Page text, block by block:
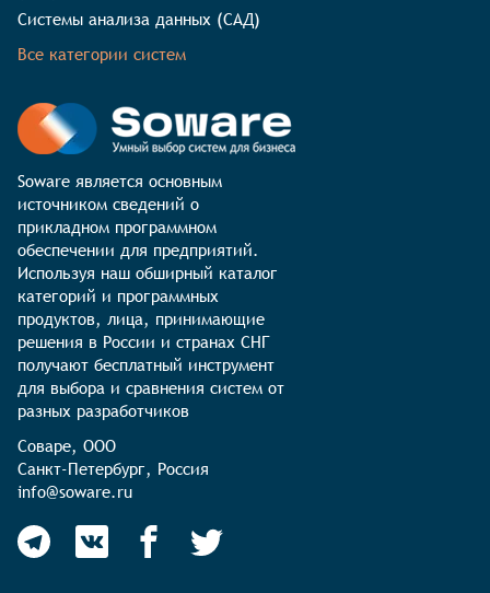
Системы анализа данных (САД)
Все категории систем
Soware является основным
источником сведений о
прикладном программном
обеспечении для предприятий.
Используя наш обширный каталог
категорий и программных
продуктов, лица, принимающие
решения в России и странах СНГ
получают бесплатный инструмент
для выбора и сравнения систем от
разных разработчиков
Соваре, ООО
Санкт-Петербург, Россия
info@soware.ru